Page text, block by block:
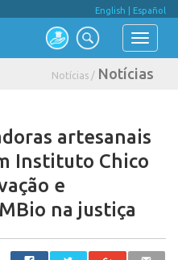
English Español
Notícias / Notícias
artesanais
Instituto Chico
e
na justiça